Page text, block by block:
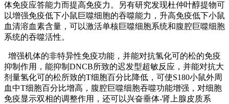
体免疫应答能力而提高免疫力。另有研究发现杜仲叶醇提物可
以增强免疫低下小鼠巨噬细胞的吞噬能力，升高免疫低下小鼠
血清溶血素含量，可以激活单核巨噬细胞系统和腹腔巨噬细胞
系统的吞噬活性。
增强机体的非特异性免疫功能，并能对抗氢化可的松的免疫
抑制作用，能抑制DNCB所致的迟发型超敏反应，并能对抗大
剂量氢化可的松所致的T细胞百分比降低，可使S180小鼠外周
血中T细胞百分比增高，腹腔巨噬细胞吞噬功能增强，对细胞
免疫显示双相的调整作用，还可以兴奋垂体-肾上腺皮质系